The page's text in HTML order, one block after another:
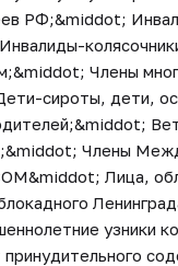
РФ;&middot;
Члены
сироты, дети,
Члены
Лица,
узники